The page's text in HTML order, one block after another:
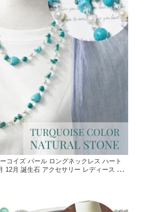
コイズ パール ロングネックレス ハート
12月 誕生石 アクセサリー レディース ジ
ァッション 品質保証 30代 40代 50代 60代
料